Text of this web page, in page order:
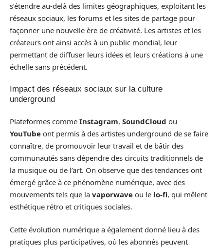
s’étendre au-delà des limites géographiques, exploitant les
réseaux sociaux, les forums et les sites de partage pour
façonner une nouvelle ère de créativité. Les artistes et les
créateurs ont ainsi accès à un public mondial, leur
permettant de diffuser leurs idées et leurs créations à une
échelle sans précédent.
Impact des réseaux sociaux sur la culture
underground
Plateformes comme Instagram, SoundCloud ou
YouTube ont permis à des artistes underground de se faire
connaître, de promouvoir leur travail et de bâtir des
communautés sans dépendre des circuits traditionnels de
la musique ou de l’art. On observe que des tendances ont
émergé grâce à ce phénomène numérique, avec des
mouvements tels que la vaporwave ou le lo-fi, qui mêlent
esthétique rétro et critiques sociales.
Cette évolution numérique a également donné lieu à des
pratiques plus participatives, où les abonnés peuvent